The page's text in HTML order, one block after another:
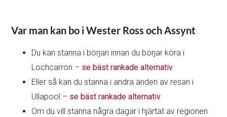
Var man kan bo i Wester Ross och Assynt
Du kan stanna i början innan du börjar köra i
Lochcarron – se bäst rankade alternativ
Eller så kan du stanna i andra änden av resan i
Ullapool – se bäst rankade alternativ
Om du vill stanna några dagar i hjärtat av regionen